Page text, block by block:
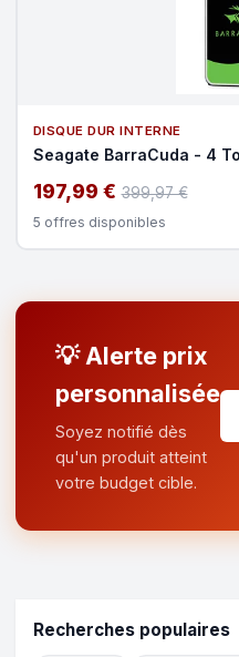
DISQUE DUR INTERNE
Seagate BarraCuda - 4
197,99 € 399,97 €
5 offres disponibles
💡 Alerte prix
personnalisée
Soyez notifié dès
qu'un produit atteint
votre budget cible.
Recherches populaires